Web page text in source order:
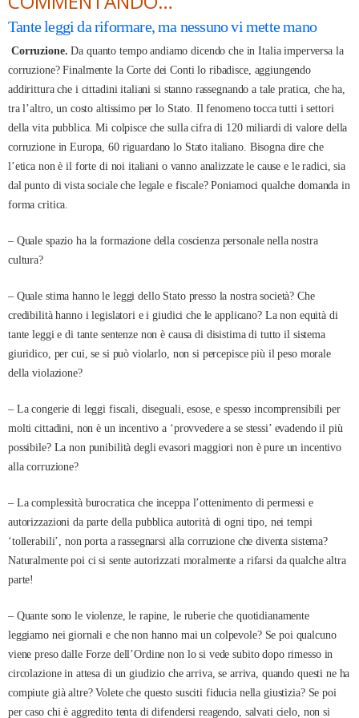
Tante leggi da riformare, ma nessunovi mette mano
Corruzione.Da quanto tempo andiamo dicendo che in Italia imperversa la
corruzione? Finalmente la Corte dei Conti lo ribadisce, aggiungendo
addirittura che i cittadini italiani si stanno rassegnando a tale pratica, che ha,
tra l’altro, un costo altissimo per lo Stato. Il fenomeno tocca tutti i settori
della vita pubblica. Mi colpisce che sulla cifra di 120 miliardi di valore della
corruzione in Europa, 60 riguardano lo Stato italiano. Bisogna dire che
l’etica non è il forte di noi italiani o vanno analizzate le cause e le radici, sia
dal punto di vista sociale che legale e fiscale? Poniamoci qualche domanda in
forma critica.
– Quale spazio ha la formazione della coscienza personale nella nostra
cultura?
– Quale stima hanno le leggi dello Stato presso la nostra società? Che
credibilità hanno i legislatori e i giudici che le applicano? La non equità di
tante leggi e di tante sentenze non è causa di disistima di tutto il sistema
giuridico, per cui, se si può violarlo, non si percepisce più il peso morale
della violazione?
– La congerie di leggi fiscali, diseguali, esose, e spesso incomprensibili per
molti cittadini, non è un incentivo a ‘provvedere a se stessi’ evadendo il più
possibile? La non punibilità degli evasori maggiori non è pure un incentivo
alla corruzione?
– La complessità burocratica che inceppa l’ottenimento di permessi e
autorizzazioni da parte della pubblica autorità di ogni tipo, nei tempi
‘tollerabili’, non porta a rassegnarsi alla corruzione che diventa sistema?
Naturalmente poi ci si sente autorizzati moralmente a rifarsi da qualche altra
parte!
– Quante sono le violenze, le rapine, le ruberie che quotidianamente
leggiamo nei giornali e che non hanno mai un colpevole? Se poi qualcuno
viene preso dalle Forze dell’Ordine non lo si vede subito dopo rimesso in
circolazione in attesa di un giudizio che arriva, se arriva, quando questi ne ha
compiute già altre? Volete che questo susciti fiducia nella giustizia? Se poi
per caso chi è aggredito tenta di difendersi reagendo, salvati cielo, non si